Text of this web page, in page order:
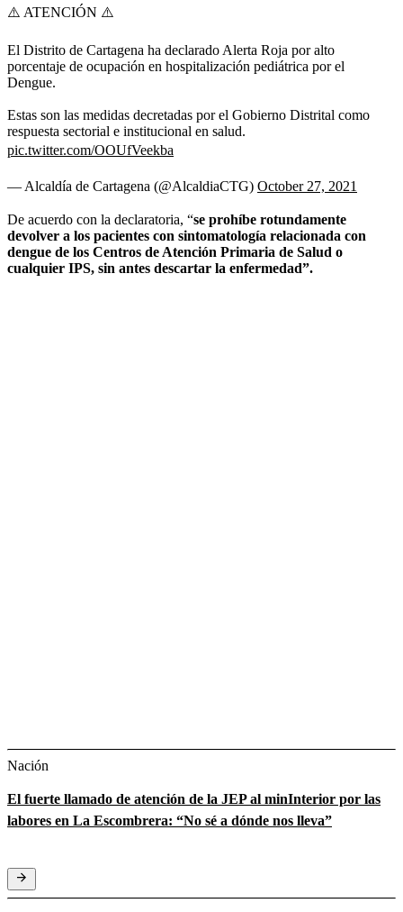
⚠️ ATENCIÓN ⚠️
El Distrito de Cartagena ha declarado Alerta Roja por alto
porcentaje de ocupación en hospitalización pediátrica por el
Dengue.
Estas son las medidas decretadas por el Gobierno Distrital como
respuesta sectorial e institucional en salud.
pic.twitter.com/OOUfVeekba
— Alcaldía de Cartagena (@AlcaldiaCTG) October 27, 2021
De acuerdo con la declaratoria, “se prohíbe rotundamente
devolver a los pacientes con sintomatología relacionada con
dengue de los Centros de Atención Primaria de Salud o
cualquier IPS, sin antes descartar la enfermedad”.
Nación
El fuerte llamado de atención de la JEP al minInterior por las
labores en La Escombrera: “No sé a dónde nos lleva”